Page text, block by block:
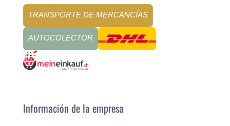
TRANSPORTE DE MERCANCÍAS
AUTOCOLECTOR
Información de la empresa